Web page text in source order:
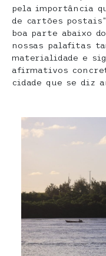
pela importância
de cartões
boa parte abaixo
nossas palafitas
materialidade e
afirmativos
cidade que se diz